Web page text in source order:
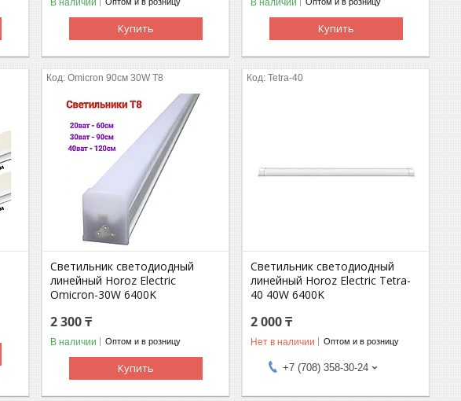
Купить Купить
Omicron 90см 30W T8
Светильник светодиодный
линейный Horoz Electric
Omicron-30W 6400K
2 300 ₸
В наличии Оптом и в розницу
Купить
Tetra-40
Светильник светодиодный
линейный Horoz Electric Tetra-
40 40W 6400K
2 000 ₸
Нет в наличии Оптом и в розницу
+7 (708) 358-30-24